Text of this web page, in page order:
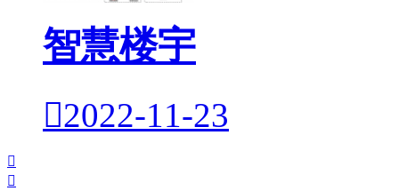
智慧楼宇
2022-11-23

